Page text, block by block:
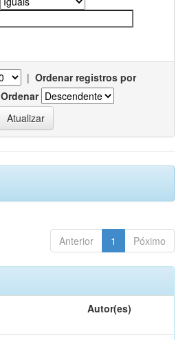
| Ordenar registros por
Ordenar
Anterior 1 Póximo
Autor(es)